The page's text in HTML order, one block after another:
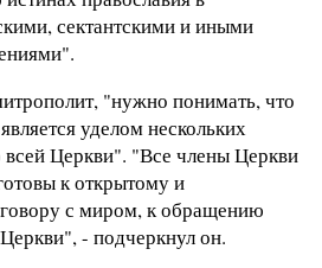
сектантскими и иными
"нужно понимать, что
уделом нескольких
всей Церкви". "Все члены Церкви
к открытому и
с миром, к обращению
- подчеркнул он.